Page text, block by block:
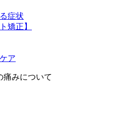
症状
矯正】
ア
痛みについて